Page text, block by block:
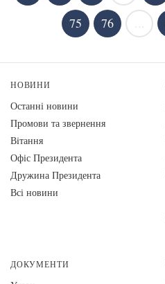
75
76
НОВИНИ
Останні новини
Промови та звернення
Вiтання
Офіс Президента
Дружина Президента
Всі новини
ДОКУМЕНТИ